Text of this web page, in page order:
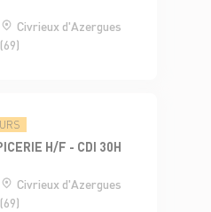
Civrieux d'Azergues
(69)
H/F - CDI 30H
Civrieux d'Azergues
(69)